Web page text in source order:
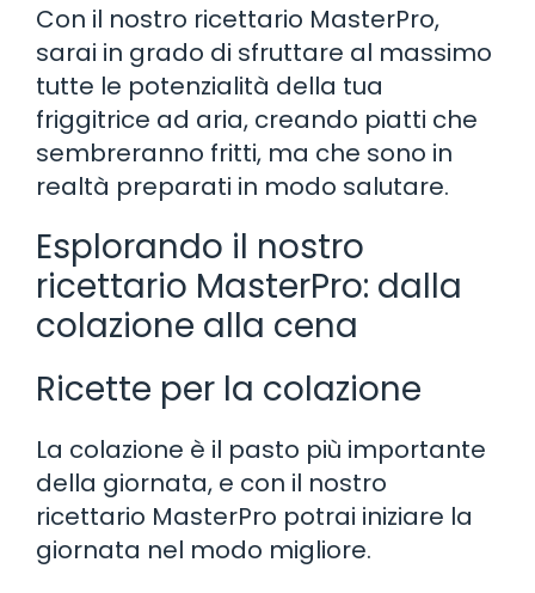
Con il nostro ricettario MasterPro,
sarai in grado di sfruttare al massimo
tutte le potenzialità della tua
friggitrice ad aria, creando piatti che
sembreranno fritti, ma che sono in
realtà preparati in modo salutare.
Esplorando il nostro
ricettario MasterPro: dalla
colazione alla cena
Ricette per la colazione
La colazione è il pasto più importante
della giornata, e con il nostro
ricettario MasterPro potrai iniziare la
giornata nel modo migliore.